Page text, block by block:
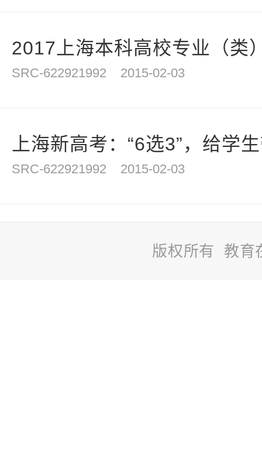
2017上海本科高校专业（类
SRC-622921992 2015-02-03
上海新高考：“6选3”，给学
SRC-622921992 2015-02-03
版权所有 教育